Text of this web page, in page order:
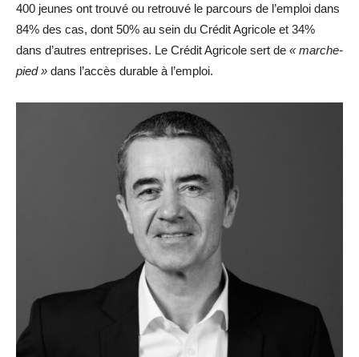
400 jeunes ont trouvé ou retrouvé le parcours de l’emploi dans
84% des cas, dont 50% au sein du Crédit Agricole et 34%
dans d’autres entreprises. Le Crédit Agricole sert de « marche-
pied » dans l’accès durable à l’emploi.